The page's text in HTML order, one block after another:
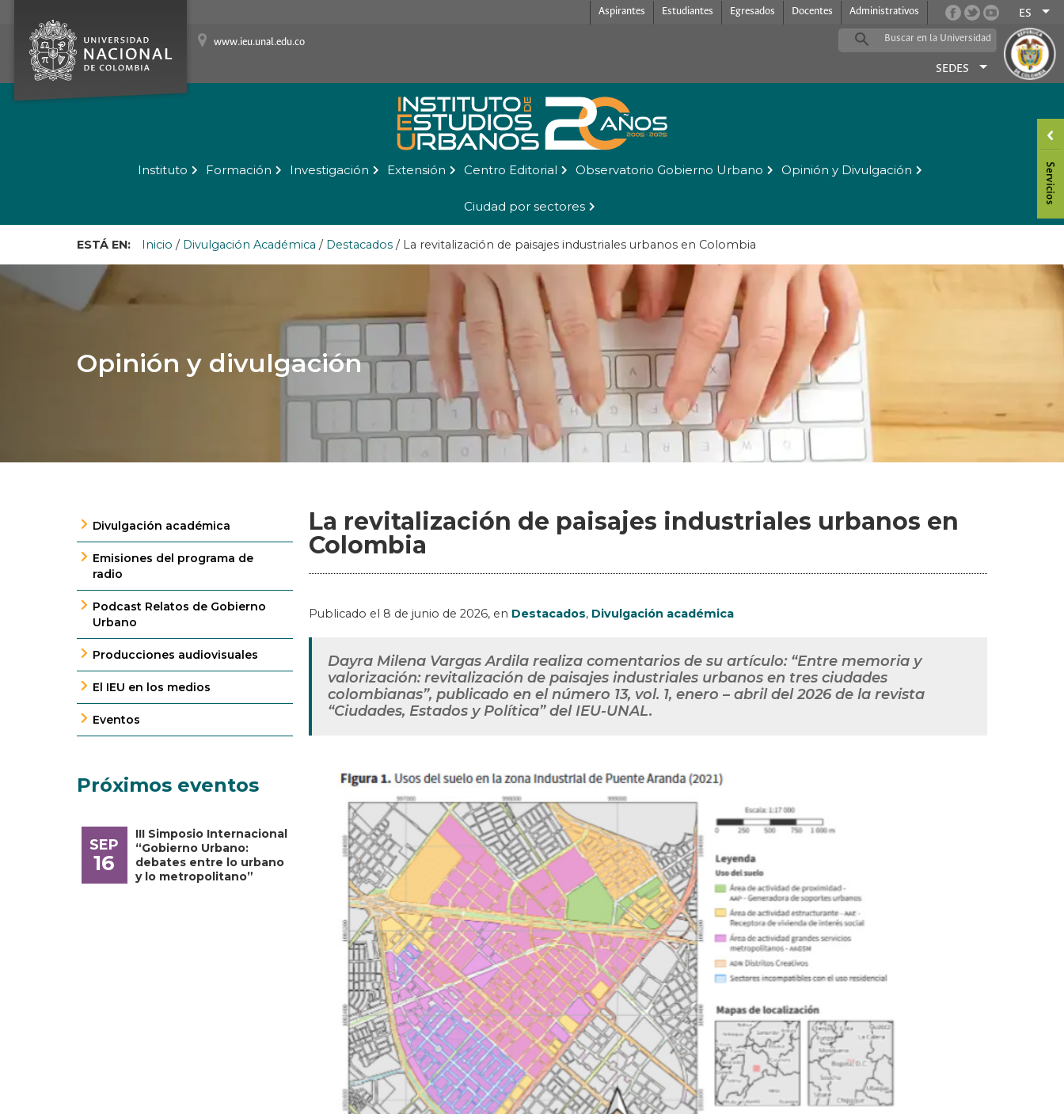
Aspirantes Estudiantes Egresados Docentes Administrativos ES
www.ieu.unal.edu.co
SEDES
Instituto Formación Investigación Extensión Centro Editorial Observatorio Gobierno Urbano Opinión y Divulgación
Ciudad por sectores
ESTÁ EN: Inicio / Divulgación Académica / Destacados / La revitalización de paisajes industriales urbanos en Colombia
Opinión y divulgación
Divulgación académica
Emisiones del programa de
radio
Podcast Relatos de Gobierno
Urbano
Producciones audiovisuales
El IEU en los medios
Eventos
Próximos eventos
SEP
16
III Simposio Internacional
“Gobierno Urbano:
debates entre lo urbano
y lo metropolitano”
La revitalización de paisajes industriales urbanos en
Colombia
Publicado el 8 de junio de 2026, en Destacados, Divulgación académica
Dayra Milena Vargas Ardila realiza comentarios de su artículo: “Entre memoria y
valorización: revitalización de paisajes industriales urbanos en tres ciudades
colombianas”, publicado en el número 13, vol. 1, enero – abril del 2026 de la revista
“Ciudades, Estados y Política” del IEU-UNAL.